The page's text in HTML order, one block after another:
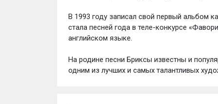
В 1993 году записал свой первый альбом
стала песней года в теле-конкурсе
английском языке.
На родине песни Бриксы известны и
одним из лучших и самых талантливых